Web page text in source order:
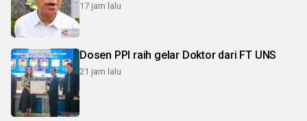
17 jam lalu
Dosen PPI raih gelar Doktor dari FT UNS
21 jam lalu